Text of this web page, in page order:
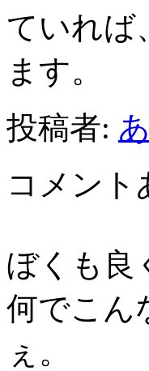
ていれば
ます。
投稿者:
コメン
ぼくも良
何でこん
ぇ。